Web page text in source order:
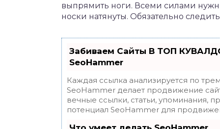
выпрямить ноги. Всеми силами
носки натянуты. Обязательно
Забиваем Сайты В ТОП
SeoHammer
Каждая ссылка анализируется по
SeoHammer делает продвижение
вечные ссылки, статьи, упоминания,
потенциал SeoHammer для